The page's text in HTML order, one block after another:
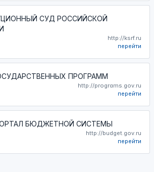
СУД РОССИЙСКОЙ
http://ksrf.ru
перейти
ПРОГРАММ
http://programs.gov.ru
перейти
БЮДЖЕТНОЙ СИСТЕМЫ
http://budget.gov.ru
перейти